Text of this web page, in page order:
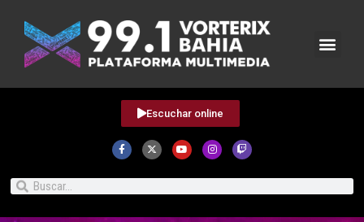
Escuchar online